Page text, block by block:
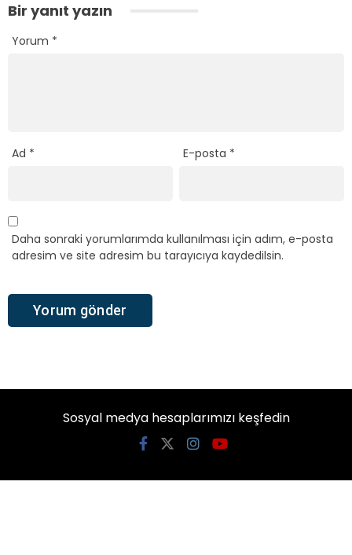
Bir yanıt yazın
Yorum *
Ad * E-posta *
Daha sonraki yorumlarımda kullanılması için adım, e-posta
adresim ve site adresim bu tarayıcıya kaydedilsin.
Sosyal medya hesaplarımızı keşfedin